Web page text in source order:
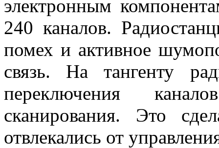
электронным
240 каналов.
помех и активное
связь. На тангенту
переключения
сканирования. Это
отвлекались от